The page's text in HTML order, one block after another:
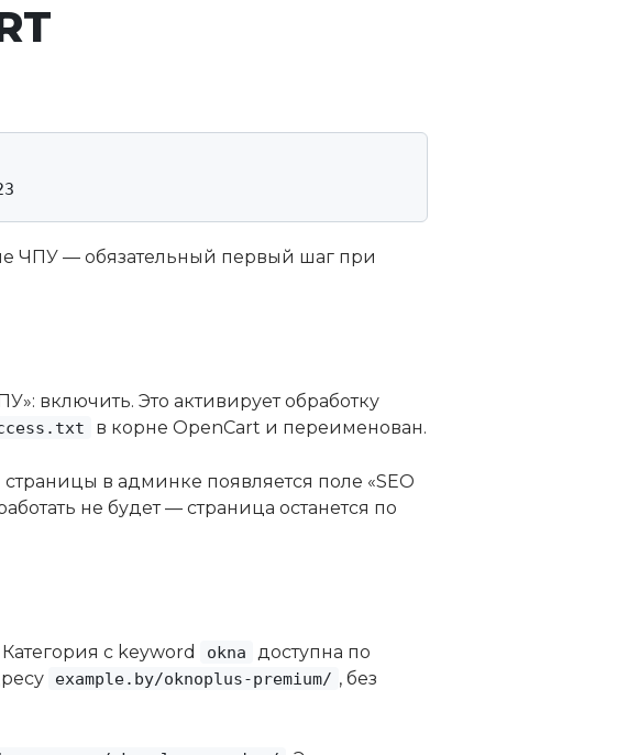
ЧПУ — обязательный первый шаг при
включить. Это активирует обработку
в корне OpenCart и переименован.
в админке появляется поле «SEO
не будет — страница останется по
с keyword okna
доступна по
example.by/oknoplus-premium/ , без